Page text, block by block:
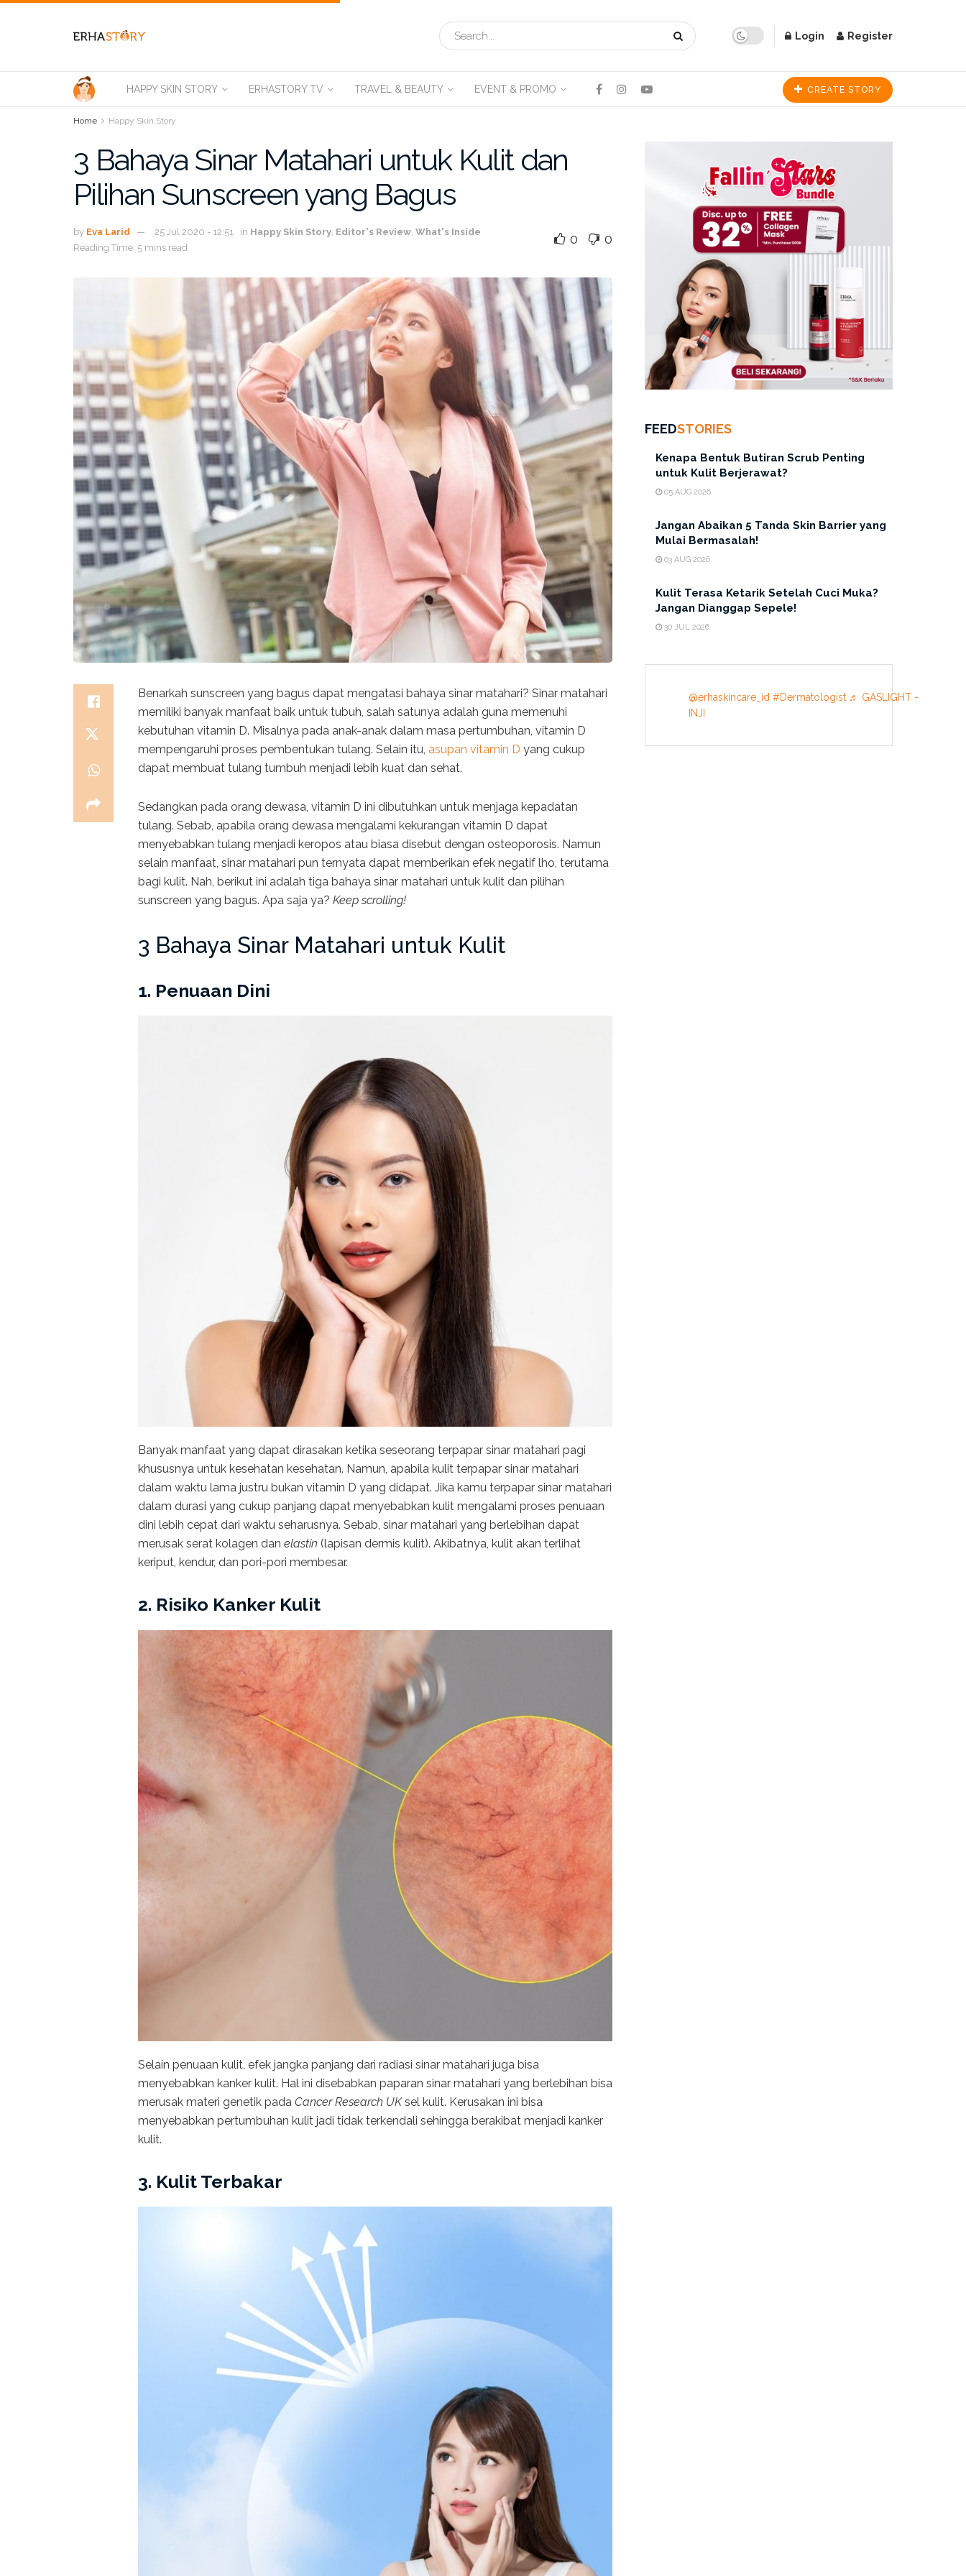
Login Register
HAPPY SKIN STORY ERHASTORY TV TRAVEL & BEAUTY EVENT & PROMO CREATE STORY
Home Happy Skin Story
3 Bahaya Sinar Matahari untuk Kulit dan
Pilihan Sunscreen yang Bagus
by Eva Larid 25 Jul 2020 - 12:51 in Happy Skin Story Editor's Review What's Inside
Reading Time: 5 mins read
0 0
Benarkah sunscreen yang bagus dapat mengatasi bahaya sinar matahari? Sinar matahari
memiliki banyak manfaat baik untuk tubuh, salah satunya adalah guna memenuhi
kebutuhan vitamin D. Misalnya pada anak-anak dalam masa pertumbuhan, vitamin D
mempengaruhi proses pembentukan tulang. Selain itu, asupan vitamin D yang cukup
dapat membuat tulang tumbuh menjadi lebih kuat dan sehat.
Sedangkan pada orang dewasa, vitamin D ini dibutuhkan untuk menjaga kepadatan
tulang. Sebab, apabila orang dewasa mengalami kekurangan vitamin D dapat
menyebabkan tulang menjadi keropos atau biasa disebut dengan osteoporosis. Namun
selain manfaat, sinar matahari pun ternyata dapat memberikan efek negatif lho, terutama
bagi kulit. Nah, berikut ini adalah tiga bahaya sinar matahari untuk kulit dan pilihan
sunscreen yang bagus. Apa saja ya? Keep scrolling!
3 Bahaya Sinar Matahari untuk Kulit
1. Penuaan Dini
Banyak manfaat yang dapat dirasakan ketika seseorang terpapar sinar matahari pagi
khususnya untuk kesehatan kesehatan. Namun, apabila kulit terpapar sinar matahari
dalam waktu lama justru bukan vitamin D yang didapat. Jika kamu terpapar sinar matahari
dalam durasi yang cukup panjang dapat menyebabkan kulit mengalami proses penuaan
dini lebih cepat dari waktu seharusnya. Sebab, sinar matahari yang berlebihan dapat
merusak serat kolagen dan elastin (lapisan dermis kulit). Akibatnya, kulit akan terlihat
keriput, kendur, dan pori-pori membesar.
2. Risiko Kanker Kulit
Selain penuaan kulit, efek jangka panjang dari radiasi sinar matahari juga bisa
menyebabkan kanker kulit. Hal ini disebabkan paparan sinar matahari yang berlebihan bisa
merusak materi genetik pada Cancer Research UKsel kulit. Kerusakan ini bisa
menyebabkan pertumbuhan kulit jadi tidak terkendali sehingga berakibat menjadi kanker
kulit.
3. Kulit Terbakar
FEEDSTORIES
Kenapa Bentuk Butiran Scrub Penting
untuk Kulit Berjerawat?
05 AUG 2026
Jangan Abaikan 5 Tanda Skin Barrier yang
Mulai Bermasalah!
03 AUG 2026
Kulit Terasa Ketarik Setelah Cuci Muka?
Jangan Dianggap Sepele!
30 JUL 2026
@erhaskincare_id #Dermatologist ♬ GASLIGHT -
INJI